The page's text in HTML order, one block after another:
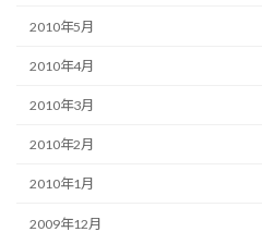
2010年5月
2010年4月
2010年3月
2010年2月
2010年1月
2009年12月